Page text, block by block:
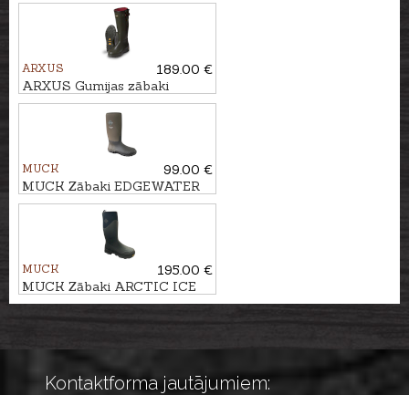
ARXUS
189.00 €
ARXUS Gumijas zābaki
PIONEER NORD
MUCK
99.00 €
MUCK Zābaki EDGEWATER
CLASSIC TALL
MUCK
195.00 €
MUCK Zābaki ARCTIC ICE
TALL
Kontaktforma jautājumiem: